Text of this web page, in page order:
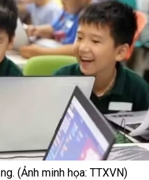
(Ảnh minh họa: TTXVN)